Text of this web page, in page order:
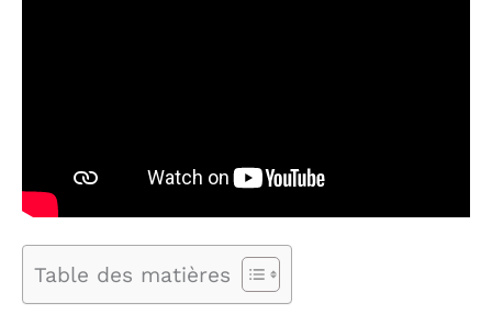
Table des matières